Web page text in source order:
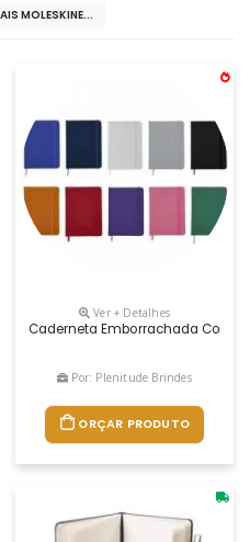
MOLESKINE...
Com Fita De Cetim E Elástico
Ver + Detalhes
Caderneta Emborrachada Com
Por: Plenitude Brindes
ORÇAR PRODUTO